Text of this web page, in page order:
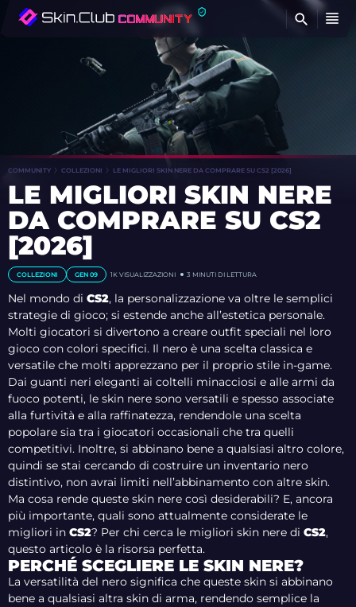
COMMUNITY COLLEZIONI LE MIGLIORI SKIN NERE DA COMPRARE SU CS2 [2026]
LE MIGLIORI SKIN NERE
DA COMPRARE SU CS2
[2026]
COLLEZIONI GEN 09 1K VISUALIZZAZIONI 3 MINUTI DI LETTURA
Nel mondo di CS2, la personalizzazione va oltre le semplici
strategie di gioco; si estende anche all’estetica personale.
Molti giocatori si divertono a creare outfit speciali nel loro
gioco con colori specifici. Il nero è una scelta classica e
versatile che molti apprezzano per il proprio stile in-game.
Dai guanti neri eleganti ai coltelli minacciosi e alle armi da
fuoco potenti, le skin nere sono versatili e spesso associate
alla furtività e alla raffinatezza, rendendole una scelta
popolare sia tra i giocatori occasionali che tra quelli
competitivi. Inoltre, si abbinano bene a qualsiasi altro colore,
quindi se stai cercando di costruire un inventario nero
distintivo, non avrai limiti nell’abbinamento con altre skin.
Ma cosa rende queste skin nere così desiderabili? E, ancora
più importante, quali sono attualmente considerate le
migliori in CS2? Per chi cerca le migliori skin nere di CS2,
questo articolo è la risorsa perfetta.
PERCHÉ SCEGLIERE LE SKIN NERE?
La versatilità del nero significa che queste skin si abbinano
bene a qualsiasi altra skin di arma, rendendo semplice la